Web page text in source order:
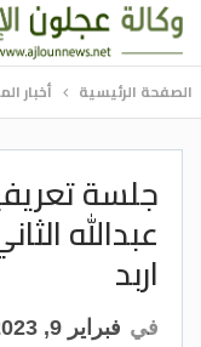
الصفحة الرئيسية أخبار
جلسة
عبدالله
اربد
في فبراير 9, 2023